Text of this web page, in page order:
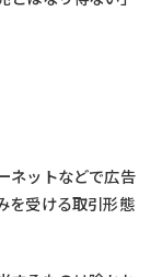
ネットなどで広告
を受ける取引形態